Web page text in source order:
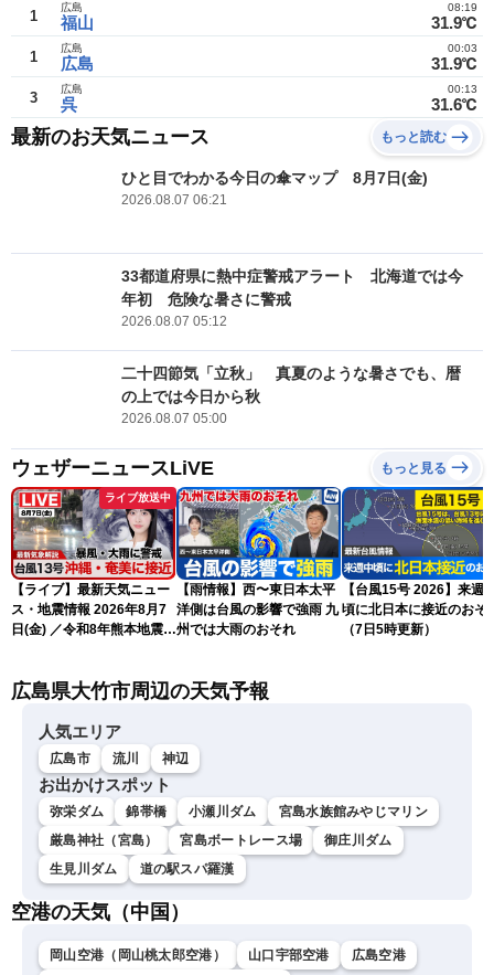
1 福山
広島
31.9℃
08:19
1 広島
広島
31.9℃
00:03
3 呉
広島
31.6℃
00:13
最新のお天気ニュース もっと読む
ひと目でわかる今日の傘マップ 8月7日(金)
2026.08.07 06:21
33都道府県に熱中症警戒アラート 北海道では今
年初 危険な暑さに警戒
2026.08.07 05:12
二十四節気「立秋」 真夏のような暑さでも、暦
の上では今日から秋
2026.08.07 05:00
ウェザーニュースLiVE もっと見る
ライブ放送中
【ライブ】最新天気ニュー
ス・地震情報 2026年8月7
日(金) ／令和8年熊本地震情
央・江川清音／有賀哲夫〉
【雨情報】西〜東日本太平
洋側は台風の影響で強雨 九
州では大雨のおそれ
【台風15号 2026】来週
頃に北日本に接近のおそ
（7日5時更新）
広島県大竹市周辺の天気予報
人気エリア
広島市 流川 神辺
お出かけスポット
弥栄ダム 錦帯橋 小瀬川ダム
宮島水族館みやじマリン
厳島神社（宮島）
宮島ボートレース場
御庄川ダム
生見川ダム
道の駅スパ羅漢
空港の天気（中国）
岡山空港（岡山桃太郎空港） 山口宇部空港 広島空港